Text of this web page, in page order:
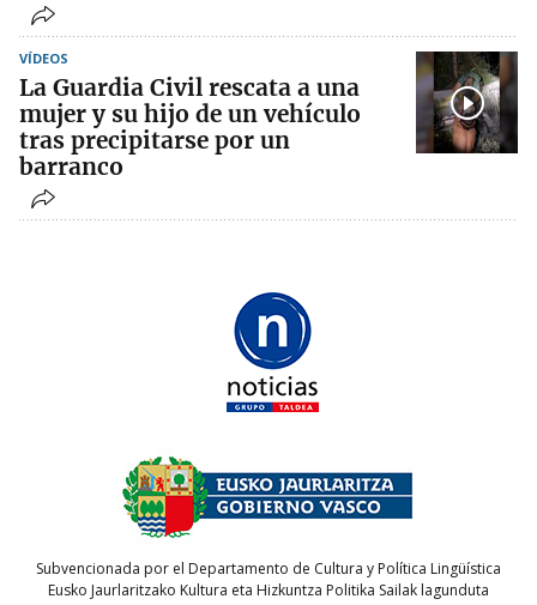
VÍDEOS
La Guardia Civil rescata a una
mujer y su hijo de un vehículo
tras precipitarse por un
barranco
Subvencionada por el Departamento de Cultura y Política Lingüística
Eusko Jaurlaritzako Kultura eta Hizkuntza Politika Sailak lagunduta